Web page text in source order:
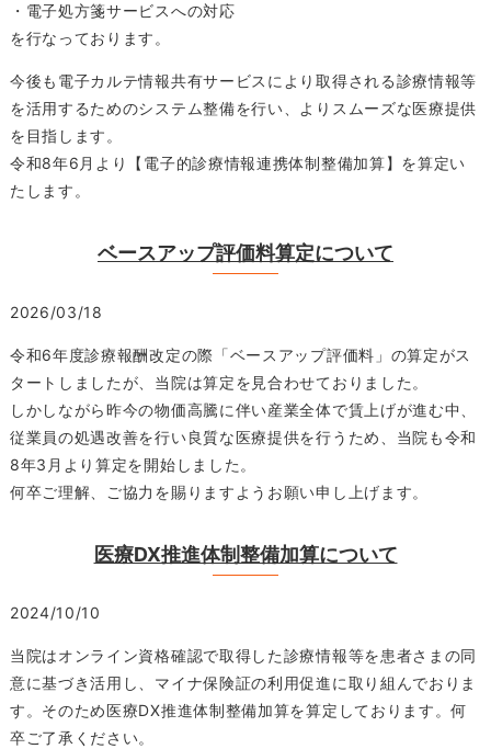
・電子処方箋サービスへの対応
を行なっております。
今後も電子カルテ情報共有サービスにより取得される診療情報等
を活用するためのシステム整備を行い、よりスムーズな医療提供
を目指します。
令和8年6月より【電子的診療情報連携体制整備加算】を算定い
たします。
ベースアップ評価料算定について
2026/03/18
令和6年度診療報酬改定の際「ベースアップ評価料」の算定がス
タートしましたが、当院は算定を見合わせておりました。
しかしながら昨今の物価高騰に伴い産業全体で賃上げが進む中、
従業員の処遇改善を行い良質な医療提供を行うため、当院も令和
8年3月より算定を開始しました。
何卒ご理解、ご協力を賜りますようお願い申し上げます。
医療DX推進体制整備加算について
2024/10/10
当院はオンライン資格確認で取得した診療情報等を患者さまの同
意に基づき活用し、マイナ保険証の利用促進に取り組んでおりま
す。そのため医療DX推進体制整備加算を算定しております。何
卒ご了承ください。